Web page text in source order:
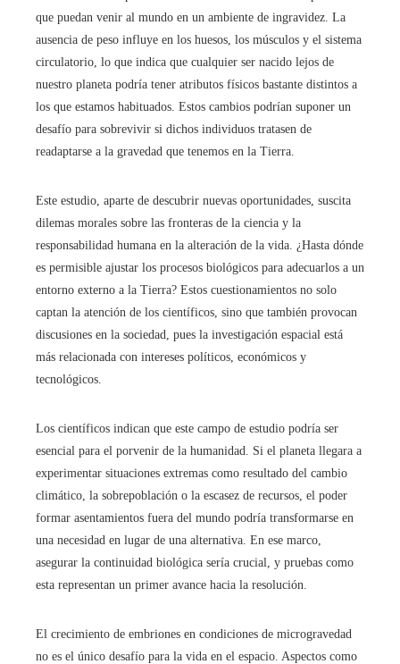
que puedan venir al mundo en un ambiente de ingravidez. La
ausencia de peso influye en los huesos, los músculos y el sistema
circulatorio, lo que indica que cualquier ser nacido lejos de
nuestro planeta podría tener atributos físicos bastante distintos a
los que estamos habituados. Estos cambios podrían suponer un
desafío para sobrevivir si dichos individuos tratasen de
readaptarse a la gravedad que tenemos en la Tierra.
Este estudio, aparte de descubrir nuevas oportunidades, suscita
dilemas morales sobre las fronteras de la ciencia y la
responsabilidad humana en la alteración de la vida. ¿Hasta dónde
es permisible ajustar los procesos biológicos para adecuarlos a un
entorno externo a la Tierra? Estos cuestionamientos no solo
captan la atención de los científicos, sino que también provocan
discusiones en la sociedad, pues la investigación espacial está
más relacionada con intereses políticos, económicos y
tecnológicos.
Los científicos indican que este campo de estudio podría ser
esencial para el porvenir de la humanidad. Si el planeta llegara a
experimentar situaciones extremas como resultado del cambio
climático, la sobrepoblación o la escasez de recursos, el poder
formar asentamientos fuera del mundo podría transformarse en
una necesidad en lugar de una alternativa. En ese marco,
asegurar la continuidad biológica sería crucial, y pruebas como
esta representan un primer avance hacia la resolución.
El crecimiento de embriones en condiciones de microgravedad
no es el único desafío para la vida en el espacio. Aspectos como